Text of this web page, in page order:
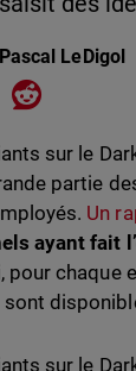
Pascal LeDigol
Facebook
on X
Share on
sur le
partie
Un
ayant fait
pour chaque
sur le